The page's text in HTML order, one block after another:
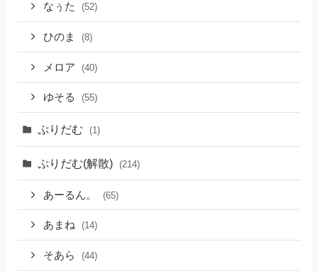
なぅた (52)
ひのま (8)
メロア (40)
ゆそる (55)
ぷりだむ (1)
ぷりだむ(解散) (214)
あーるん。 (65)
あまね (14)
そあら (44)